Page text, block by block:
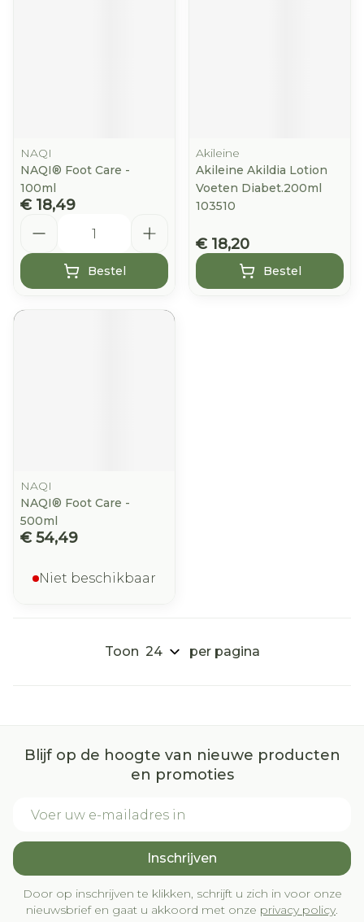
NAQI
NAQI® Foot Care -
100ml
€ 18,49
Bestel
Akileine
Akileine Akildia Lotion
Voeten Diabet.200ml
103510
€ 18,20
Bestel
NAQI
NAQI® Foot Care -
500ml
€ 54,49
Niet beschikbaar
Toon per pagina
Blijf op de hoogte van nieuwe producten
en promoties
Inschrijven
Door op inschrijven te klikken, schrijft u zich in voor onze
nieuwsbrief en gaat u akkoord met onze privacy policy.